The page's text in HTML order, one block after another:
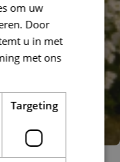
om uw
Door
u in met
met ons
Targeting